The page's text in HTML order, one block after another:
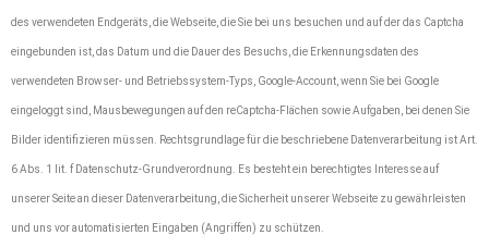
des verwendeten Endgeräts, die Webseite, die Sie bei uns besuchen und auf der das Captcha
eingebunden ist, das Datum und die Dauer des Besuchs, die Erkennungsdaten des
verwendeten Browser- und Betriebssystem-Typs, Google-Account, wenn Sie bei Google
eingeloggt sind, Mausbewegungen auf den reCaptcha-Flächen sowie Aufgaben, bei denen Sie
Bilder identifizieren müssen. Rechtsgrundlage für die beschriebene Datenverarbeitung ist Art.
6 Abs. 1 lit. f Datenschutz-Grundverordnung. Es besteht ein berechtigtes Interesse auf
unserer Seite an dieser Datenverarbeitung, die Sicherheit unserer Webseite zu gewährleisten
und uns vor automatisierten Eingaben (Angriffen) zu schützen.